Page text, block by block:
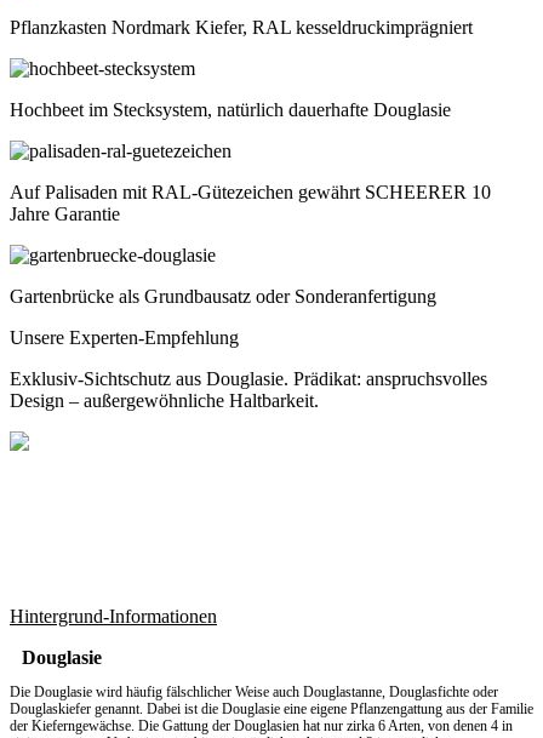
Pflanzkasten Nordmark Kiefer, RAL kesseldruckimprägniert
Hochbeet im Stecksystem, natürlich dauerhafte Douglasie
Auf Palisaden mit RAL-Gütezeichen gewährt SCHEERER 10
Jahre Garantie
Gartenbrücke als Grundbausatz oder Sonderanfertigung
Unsere Experten-Empfehlung
Exklusiv-Sichtschutz aus Douglasie. Prädikat: anspruchsvolles
Design – außergewöhnliche Haltbarkeit.
Hintergrund-Informationen
Douglasie
Die Douglasie wird häufig fälschlicher Weise auch Douglastanne, Douglasfichte oder
Douglaskiefer genannt. Dabei ist die Douglasie eine eigene Pflanzengattung aus der Familie
der Kieferngewächse. Die Gattung der Douglasien hat nur zirka 6 Arten, von denen 4 in